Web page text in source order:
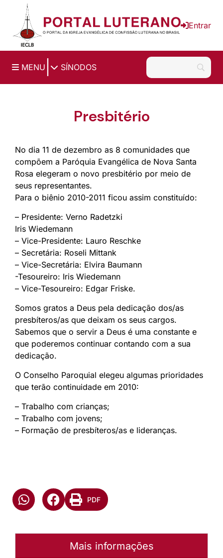
Ir para o conteúdo principal
Entrar
MENU SÍNODOS
Presbitério
No dia 11 de dezembro as 8 comunidades que
compõem a Paróquia Evangélica de Nova Santa
Rosa elegeram o novo presbitério por meio de
seus representantes.
Para o biênio 2010-2011 ficou assim constituído:
– Presidente: Verno Radetzki
Iris Wiedemann
– Vice-Presidente: Lauro Reschke
– Secretária: Roseli Mittank
– Vice-Secretária: Elvira Baumann
-Tesoureiro: Iris Wiedemann
– Vice-Tesoureiro: Edgar Friske.
Somos gratos a Deus pela dedicação dos/as
presbíteros/as que deixam os seus cargos.
Sabemos que o servir a Deus é uma constante e
que poderemos continuar contando com a sua
dedicação.
O Conselho Paroquial elegeu algumas prioridades
que terão continuidade em 2010:
– Trabalho com crianças;
– Trabalho com jovens;
– Formação de presbíteros/as e lideranças.
PDF
Mais informações